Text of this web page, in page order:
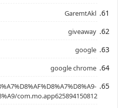
GaremtAkl
giveaway
google
google chrome
com.mo.app625894150812